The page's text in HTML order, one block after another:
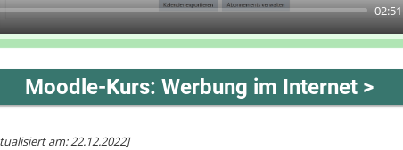
02:51
Moodle-Kurs: Werbung im Internet >
am: 22.12.2022]